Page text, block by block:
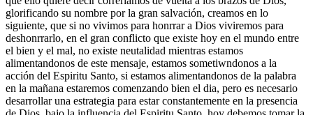
glorificando su nombre por la gran salvación, creamos en lo
siguiente, que si no vivimos para honrrar a Dios viviremos para
deshonrrarlo, en el gran conflicto que existe hoy en el mundo entre
el bien y el mal, no existe neutalidad mientras estamos
alimentandonos de este mensaje, estamos sometiwndonos a la
acción del Espiritu Santo, si estamos alimentandonos de la palabra
en la mañana estaremos comenzando bien el dia, pero es necesario
desarrollar una estrategia para estar constantemente en la presencia